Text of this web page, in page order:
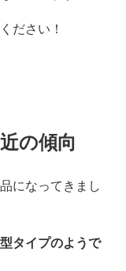
ださい！
の傾向
になってきまし
タイプのようで